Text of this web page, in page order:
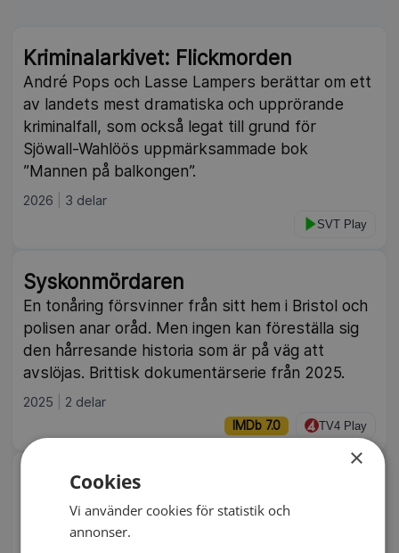
Kriminalarkivet: Flickmorden
André Pops och Lasse Lampers berättar om ett
av landets mest dramatiska och upprörande
kriminalfall, som också legat till grund för
Sjöwall-Wahlöös uppmärksammade bok
”Mannen på balkongen”.
2026 3 delar
SVT Play
Syskonmördaren
En tonåring försvinner från sitt hem i Bristol och
polisen anar oråd. Men ingen kan föreställa sig
den hårresande historia som är på väg att
avslöjas. Brittisk dokumentärserie från 2025.
2025 2 delar
IMDb 7.0 TV4 Play
Lönnmordet
Vem skulle vilja fälla ett av Storbritanniens mest
älskade träd? När det ikoniska Sycamore Gap-
×
Cookies
Vi använder cookies för statistik och
annonser.